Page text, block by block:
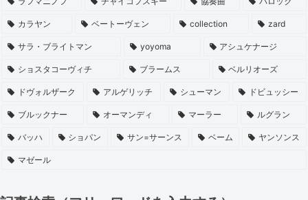
カラヤン ベートーヴェン collection zard
サラ・ブライトマン yoyoma アシュケナージ
ショスタコーヴィチ ブラームス ベルリオーズ
ドヴォルザーク アルゲリッチ シューマン ドビュッシー
ブルックナー オーマンディ マーラー ルグラン
バッハ ショパン サン=サーンス ベーム ヤンソンス
マゼール